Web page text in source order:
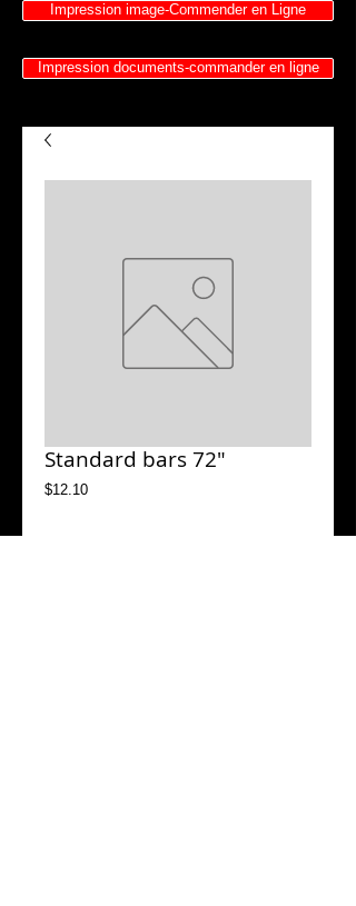
Impression image-Commender en Ligne
Impression documents-commander en ligne
Standard bars 72"
$12.10Price